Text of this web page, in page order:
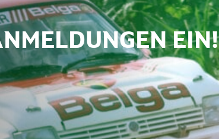
EIN!